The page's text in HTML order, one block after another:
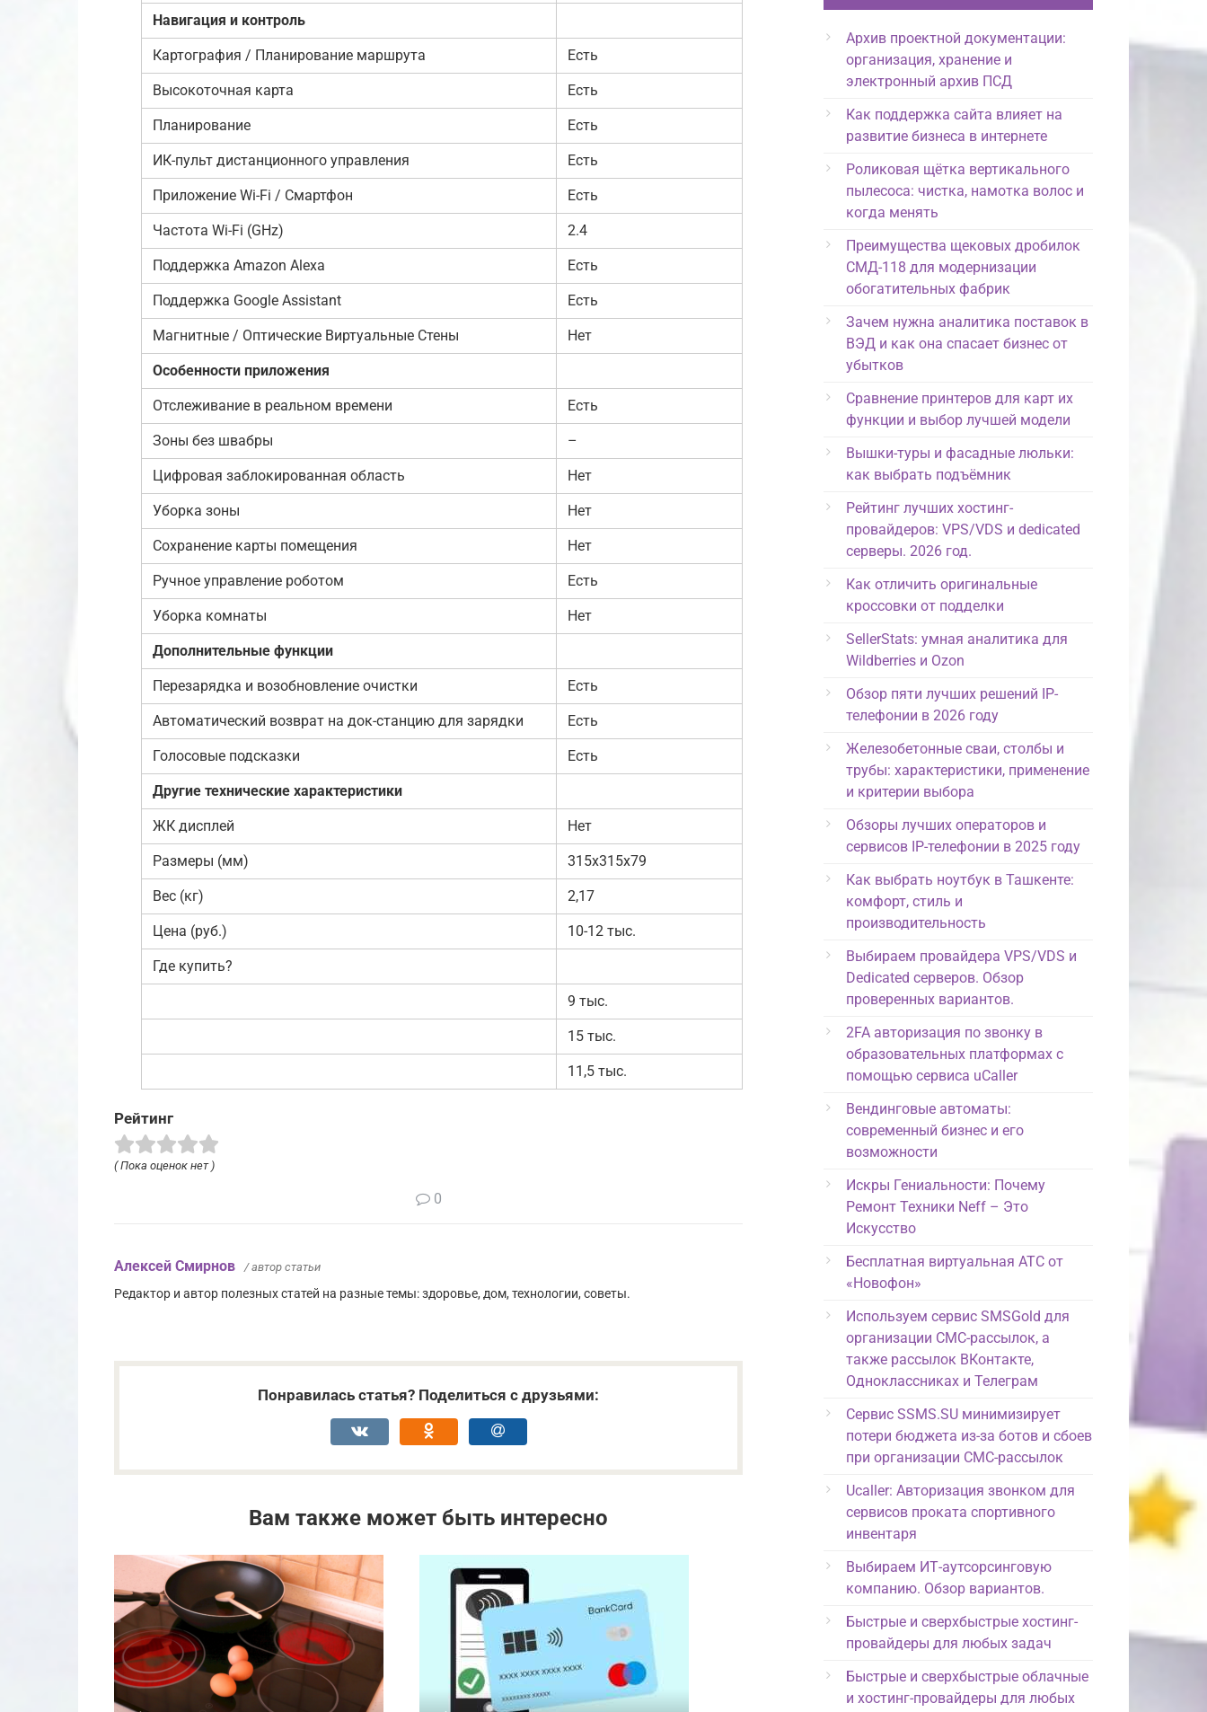
Навигация и контроль
Картография / Планирование маршрута Есть
Высокоточная карта Есть
Планирование Есть
ИК-пульт дистанционного управления Есть
Приложение Wi-Fi / Смартфон Есть
Частота Wi-Fi (GHz) 2.4
Поддержка Amazon Alexa Есть
Поддержка Google Assistant Есть
Магнитные / Оптические Виртуальные Стены Нет
Особенности приложения
Отслеживание в реальном времени Есть
Зоны без швабры –
Цифровая заблокированная область Нет
Уборка зоны Нет
Сохранение карты помещения Нет
Ручное управление роботом Есть
Уборка комнаты Нет
Дополнительные функции
Перезарядка и возобновление очистки Есть
Автоматический возврат на док-станцию для зарядки Есть
Голосовые подсказки Есть
Другие технические характеристики
ЖК дисплей Нет
Размеры (мм) 315х315х79
Вес (кг) 2,17
Цена (руб.) 10-12 тыс.
Где купить?
9 тыс.
15 тыс.
11,5 тыс.
Рейтинг
( Пока оценок нет )
0
Алексей Смирнов / автор статьи
Редактор и автор полезных статей на разные темы: здоровье, дом, технологии, советы.
Понравилась статья? Поделиться с друзьями:
Вам также может быть интересно
Архив проектной документации:
организация, хранение и
электронный архив ПСД
Как поддержка сайта влияет на
развитие бизнеса в интернете
Роликовая щётка вертикального
пылесоса: чистка, намотка волос и
когда менять
Преимущества щековых дробилок
СМД-118 для модернизации
обогатительных фабрик
Зачем нужна аналитика поставок в
ВЭД и как она спасает бизнес от
убытков
Сравнение принтеров для карт их
функции и выбор лучшей модели
Вышки-туры и фасадные люльки:
как выбрать подъёмник
Рейтинг лучших хостинг-
провайдеров: VPS/VDS и dedicated
серверы. 2026 год.
Как отличить оригинальные
кроссовки от подделки
SellerStats: умная аналитика для
Wildberries и Ozon
Обзор пяти лучших решений IP-
телефонии в 2026 году
Железобетонные сваи, столбы и
трубы: характеристики, применение
и критерии выбора
Обзоры лучших операторов и
сервисов IP-телефонии в 2025 году
Как выбрать ноутбук в Ташкенте:
комфорт, стиль и
производительность
Выбираем провайдера VPS/VDS и
Dedicated серверов. Обзор
проверенных вариантов.
2FA авторизация по звонку в
образовательных платформах с
помощью сервиса uCaller
Вендинговые автоматы:
современный бизнес и его
возможности
Искры Гениальности: Почему
Ремонт Техники Neff – Это
Искусство
Бесплатная виртуальная АТС от
«Новофон»
Используем сервис SMSGold для
организации СМС-рассылок, а
также рассылок ВКонтакте,
Одноклассниках и Телеграм
Сервис SSMS.SU минимизирует
потери бюджета из-за ботов и сбоев
при организации СМС-рассылок
Ucaller: Авторизация звонком для
сервисов проката спортивного
инвентаря
Выбираем ИТ-аутсорсинговую
компанию. Обзор вариантов.
Быстрые и сверхбыстрые хостинг-
провайдеры для любых задач
Быстрые и сверхбыстрые облачные
и хостинг-провайдеры для любых